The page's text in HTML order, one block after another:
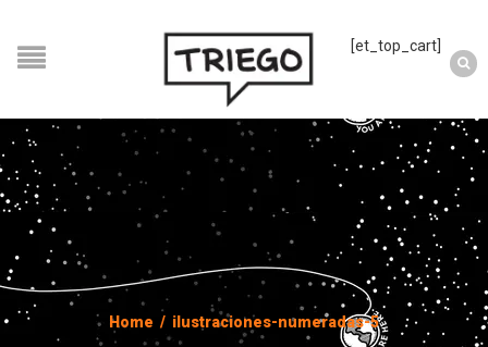
[et_top_cart]
Home / ilustraciones-numeradas-5